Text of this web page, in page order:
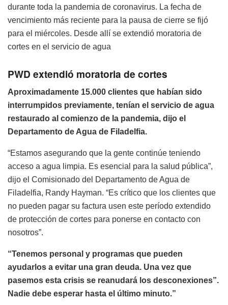
durante toda la pandemia de coronavirus. La fecha de
vencimiento más reciente para la pausa de cierre se fijó
para el miércoles. Desde allí se extendió moratoria de
cortes en el servicio de agua
PWD extendió moratoria de cortes
Aproximadamente 15.000 clientes que habían sido
interrumpidos previamente, tenían el servicio de agua
restaurado al comienzo de la pandemia, dijo el
Departamento de Agua de Filadelfia.
“Estamos asegurando que la gente continúe teniendo
acceso a agua limpia. Es esencial para la salud pública”,
dijo el Comisionado del Departamento de Agua de
Filadelfia, Randy Hayman. “Es crítico que los clientes que
no pueden pagar su factura usen este período extendido
de protección de cortes para ponerse en contacto con
nosotros”.
“Tenemos personal y programas que pueden
ayudarlos a evitar una gran deuda. Una vez que
pasemos esta crisis se reanudará los desconexiones”.
Nadie debe esperar hasta el último minuto.”